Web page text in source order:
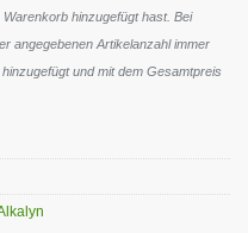
hinzugefügt hast. Bei
angegebenen Artikelanzahl immer
und mit dem Gesamtpreis